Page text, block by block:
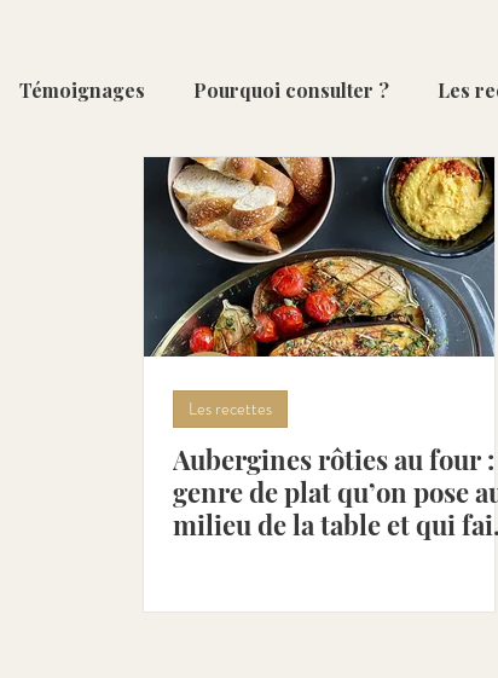
Témoignages Pourquoi consulter ? Les
Repas du quotidien Desserts & Douceurs
Poireau [Oct - Mar]
Concombre [Avr - Aoû] Petits-pois [Avr - Juil]
Les recettes
Aubergines rôties au four
genre de plat qu’on pose
milieu de la table et qui